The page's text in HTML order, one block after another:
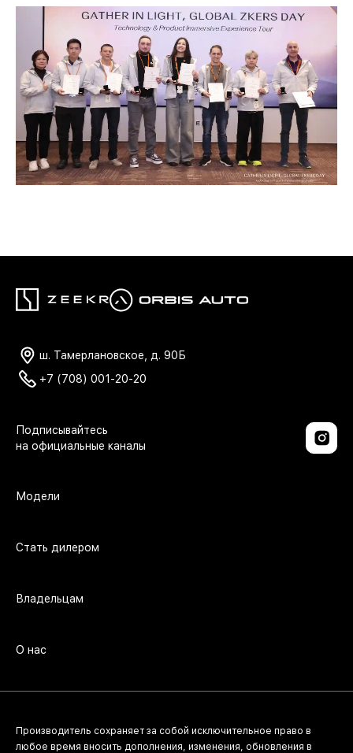
ш. Тамерлановское, д. 90Б
+7 (708) 001-20-20
Модели
Стать дилером
Владельцам
О нас
Производитель сохраняет за собой исключительное право в
любое время вносить дополнения, изменения, обновления в